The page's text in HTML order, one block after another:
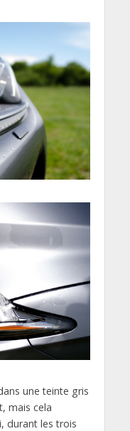
une teinte gris
mais cela
durant les trois